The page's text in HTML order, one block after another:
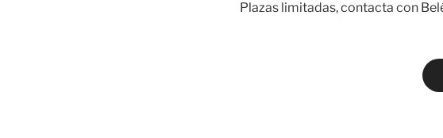
Plazas limitadas, contacta con